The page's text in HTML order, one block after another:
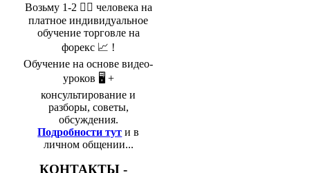
Возьму 1-2 🤵‍♂️ человека на
платное индивидуальное
обучение торговле на
форекс 📈 !
Обучение на основе видео-
уроков 🖥️ +
консультирование и
разборы, советы,
обсуждения.
Подробности тут и в
личном общении...
КОНТАКТЫ -